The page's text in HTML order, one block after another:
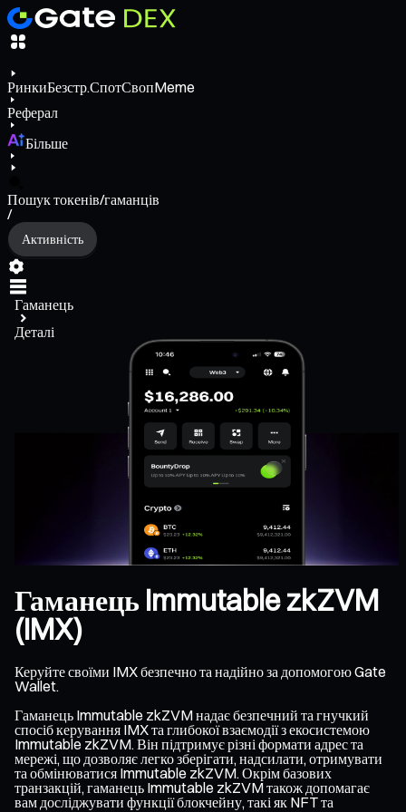
РинкиБезстр.СпотСвопMeme
Реферал
Більше
Пошук токенів/гаманців
/
Активність
Гаманець
Деталі
Гаманець Immutable zkZVM
(IMX)
Керуйте своїми IMX безпечно та надійно за допомогою Gate
Wallet.
Гаманець Immutable zkZVM надає безпечний та гнучкий
спосіб керування IMX та глибокої взаємодії з екосистемою
Immutable zkZVM. Він підтримує різні формати адрес та
мережі, що дозволяє легко зберігати, надсилати, отримувати
та обмінюватися Immutable zkZVM. Окрім базових
транзакцій, гаманець Immutable zkZVM також допомагає
вам досліджувати функції блокчейну, такі як NFT та